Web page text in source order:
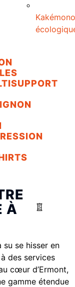
Kakémono
À
su se hisser en
des services
cœur d’Ermont,
gamme étendue